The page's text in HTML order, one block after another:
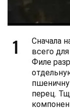
1
Сначала
всего
Филе
перец.